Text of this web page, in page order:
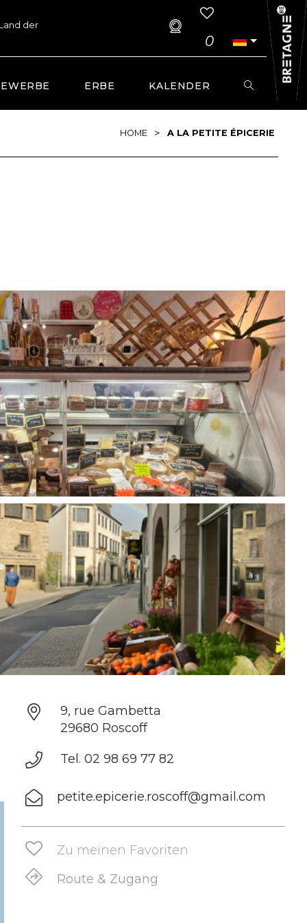
der
0
ERBE KALENDER
HOME > A LA PETITE ÉPICERIE
9, rue Gambetta
29680 Roscoff
Tel. 02 98 69 77 82
petite.epicerie.roscoff@gmail.com
Zu meinen Favoriten
Route & Zugang